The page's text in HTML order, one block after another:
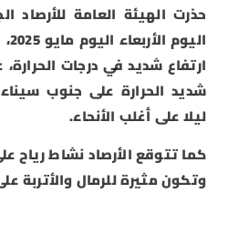
حذرت الهيئة العامة
ارتفاع شديد في درجات
شديد الحرارة على جنوب
ليلا على أغلب الأنحاء.
كما تتوقع الأرصاد نشاط رياح
وتكون مثيرة للرمال والأتربة